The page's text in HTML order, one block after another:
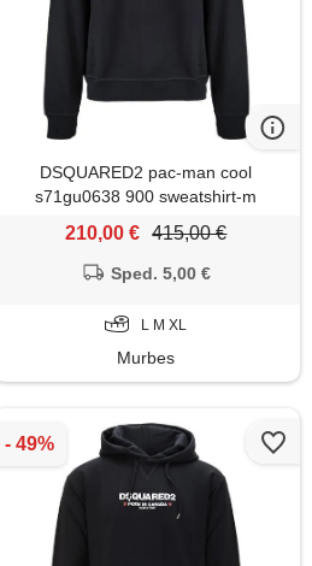
DSQUARED2 pac-man cool
s71gu0638 900 sweatshirt-m
210,00 € 415,00 €
Sped. 5,00 €
L M XL
Murbes